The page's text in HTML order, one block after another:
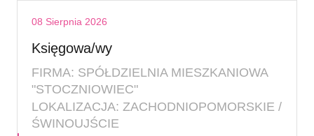
08 Sierpnia 2026
Księgowa/wy
FIRMA: SPÓŁDZIELNIA MIESZKANIOWA
"STOCZNIOWIEC"
LOKALIZACJA: ZACHODNIOPOMORSKIE /
ŚWINOUJŚCIE